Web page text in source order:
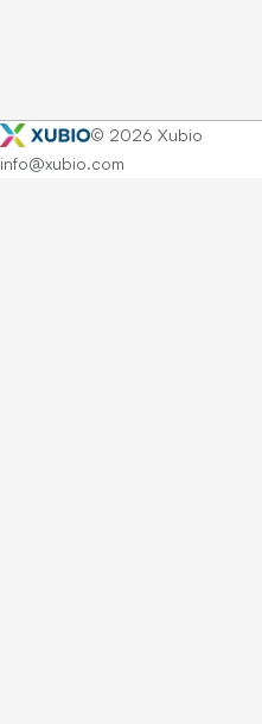
© 2026 Xubio
info@xubio.com